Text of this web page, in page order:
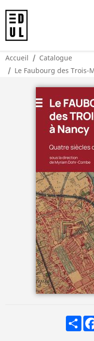
Accueil
Catalogue
Le Faubourg des Trois-